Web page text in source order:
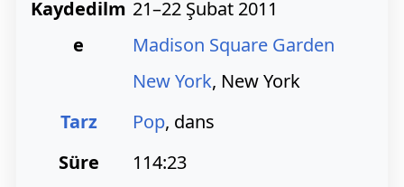
Kaydedilm
e
21–22 Şubat 2011
Madison Square Garden
New York, New York
Tarz
Pop, dans
Süre
114:23